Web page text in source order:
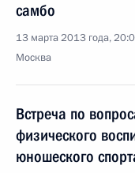
самбо
13 марта 2013 года,
Москва
Встреча по
физического
юношеского